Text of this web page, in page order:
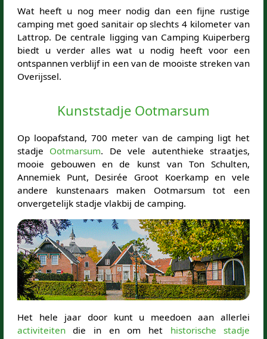
Wat heeft u nog meer nodig dan een fijne rustige
camping met goed sanitair op slechts 4 kilometer van
Lattrop. De centrale ligging van Camping Kuiperberg
biedt u verder alles wat u nodig heeft voor een
ontspannen verblijf in een van de mooiste streken van
Overijssel.
Kunststadje Ootmarsum
Op loopafstand, 700 meter van de camping ligt het
stadje Ootmarsum. De vele autenthieke straatjes,
mooie gebouwen en de kunst van Ton Schulten,
Annemiek Punt, Desirée Groot Koerkamp en vele
andere kunstenaars maken Ootmarsum tot een
onvergetelijk stadje vlakbij de camping.
Het hele jaar door kunt u meedoen aan allerlei
activiteitendie in en om het historische stadje